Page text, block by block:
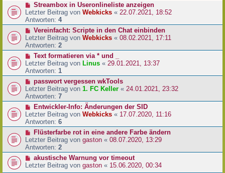
Streambox in Useronlineliste anzeigen
Letzter Beitrag von Webkicks « 22.07.2021, 18:52
Antworten: 4
Vereinfacht: Scripte in den Chat einbinden
Letzter Beitrag von Webkicks « 08.02.2021, 17:11
Antworten: 2
Text formatieren via * und _
Letzter Beitrag von Linus « 29.01.2021, 13:37
Antworten: 1
passwort vergessen wkTools
Letzter Beitrag von 1. FC Keller « 24.01.2021, 23:32
Antworten: 7
Entwickler-Info: Änderungen der SID
Letzter Beitrag von Webkicks « 17.07.2020, 11:16
Antworten: 6
Flüsterfarbe rot in eine andere Farbe ändern
Letzter Beitrag von gaston « 08.07.2020, 13:29
Antworten: 2
akustische Warnung vor timeout
Letzter Beitrag von gaston « 15.06.2020, 00:34